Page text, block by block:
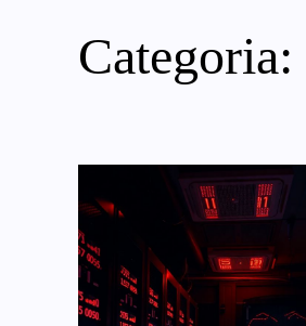
Categoria: